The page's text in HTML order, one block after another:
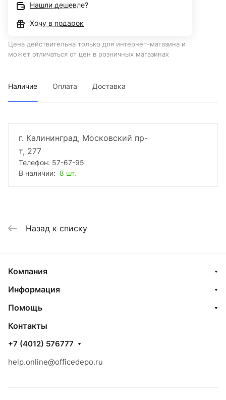
Нашли дешевле?
Хочу в подарок
Цена действительна только для интернет-магазина и
может отличаться от цен в розничных магазинах
Наличие Оплата Доставка
г. Калининград, Московский пр-
т, 277
Телефон: 57-67-95
В наличии: 8 шт.
Назад к списку
Компания
Информация
Помощь
Контакты
+7 (4012) 576777
help.online@officedepo.ru